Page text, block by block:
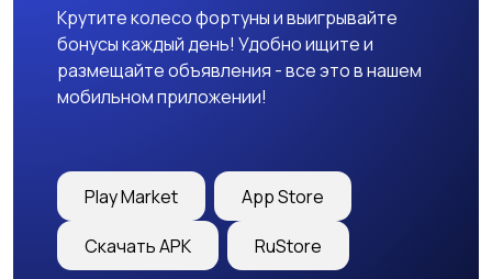
Крутите колесо фортуны и выигрывайте
бонусы каждый день! Удобно ищите и
размещайте объявления - все это в нашем
мобильном приложении!
Play Market App Store
Скачать APK RuStore